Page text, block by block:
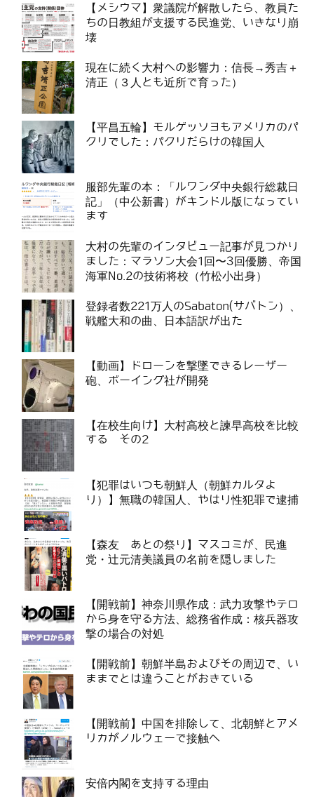
【メシウマ】衆議院が解散したら、教員た
ちの日教組が支援する民進党、いきなり崩
壊
現在に続く大村への影響力：信長→秀吉＋
清正（３人とも近所で育った）
【平昌五輪】モルゲッソヨもアメリカのパ
クリでした：パクリだらけの韓国人
服部先輩の本：「ルワンダ中央銀行総裁日
記」（中公新書）がキンドル版になってい
ます
大村の先輩のインタビュー記事が見つかり
ました：マラソン大会1回〜3回優勝、帝国
海軍No.2の技術将校（竹松小出身）
登録者数221万人のSabaton(サバトン）、
戦艦大和の曲、日本語訳が出た
【動画】ドローンを撃墜できるレーザー
砲、ボーイング社が開発
【在校生向け】大村高校と諫早高校を比較
する その2
【犯罪はいつも朝鮮人（朝鮮カルタよ
り）】無職の韓国人、やはり性犯罪で逮捕
【森友 あとの祭り】マスコミが、民進
党・辻元清美議員の名前を隠しました
【開戦前】神奈川県作成：武力攻撃やテロ
から身を守る方法、総務省作成：核兵器攻
撃の場合の対処
【開戦前】朝鮮半島およびその周辺で、い
ままでとは違うことがおきている
【開戦前】中国を排除して、北朝鮮とアメ
リカがノルウェーで接触へ
安倍内閣を支持する理由